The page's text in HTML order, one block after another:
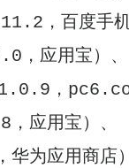
，百度手
，应用宝）、
，
应用宝）、
华为应用商店